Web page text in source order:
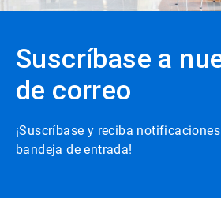
Suscríbase a
de correo
¡Suscríbase y reciba
bandeja de entrada!